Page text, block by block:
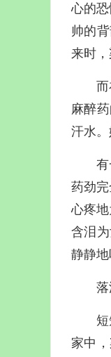
心的
帅的
来时
麻醉
汗水
药劲
心疼
含泪
静静
家中